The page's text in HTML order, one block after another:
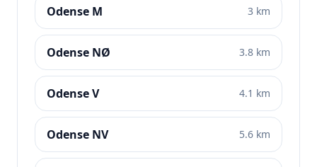
Odense M 3 km
Odense NØ 3.8 km
Odense V 4.1 km
Odense NV 5.6 km